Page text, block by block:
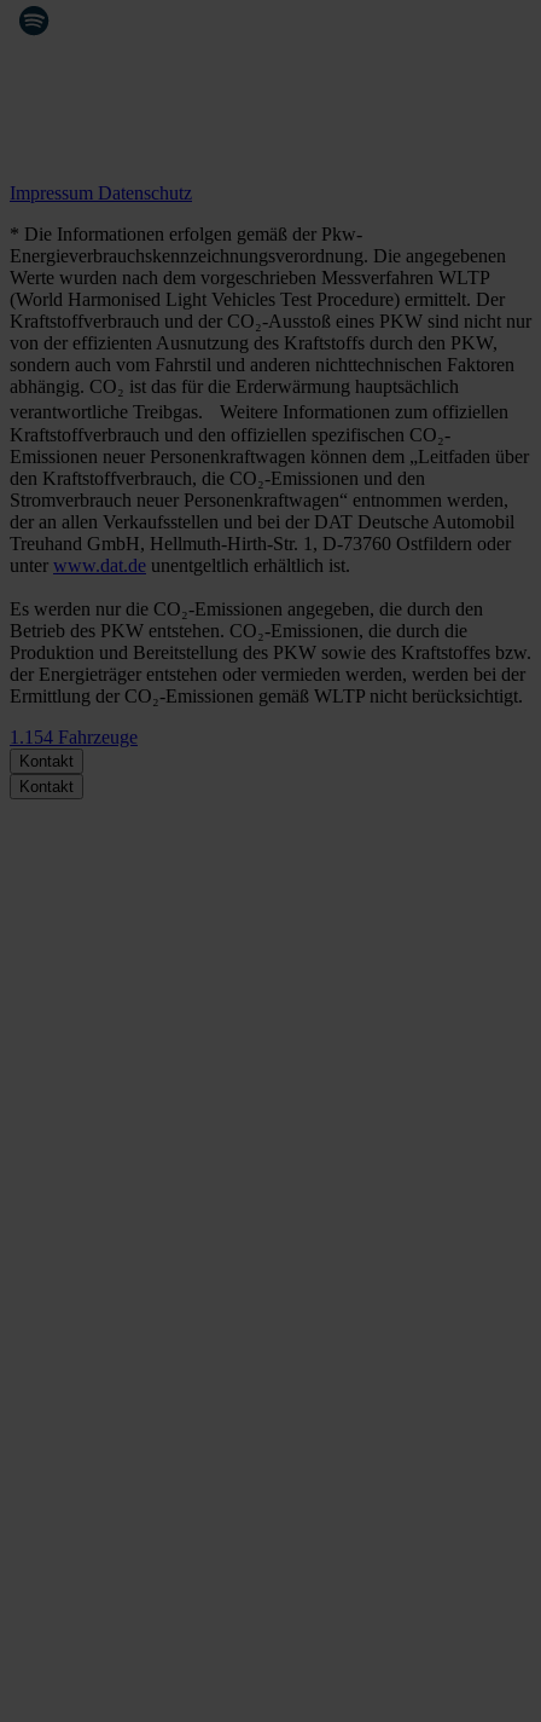
Impressum Datenschutz
* Die Informationen erfolgen gemäß der Pkw-
Energieverbrauchskennzeichnungsverordnung. Die angegebenen
Werte wurden nach dem vorgeschrieben Messverfahren WLTP
(World Harmonised Light Vehicles Test Procedure) ermittelt. Der
Kraftstoffverbrauch und der CO₂-Ausstoß eines PKW sind nicht nur
von der effizienten Ausnutzung des Kraftstoffs durch den PKW,
sondern auch vom Fahrstil und anderen nichttechnischen Faktoren
abhängig. CO₂ ist das für die Erderwärmung hauptsächlich
verantwortliche Treibgas. Weitere Informationen zum offiziellen
Kraftstoffverbrauch und den offiziellen spezifischen CO₂-
Emissionen neuer Personenkraftwagen können dem „Leitfaden über
den Kraftstoffverbrauch, die CO₂-Emissionen und den
Stromverbrauch neuer Personenkraftwagen“ entnommen werden,
der an allen Verkaufsstellen und bei der DAT Deutsche Automobil
Treuhand GmbH, Hellmuth-Hirth-Str. 1, D-73760 Ostfildern oder
unter www.dat.de unentgeltlich erhältlich ist.
Es werden nur die CO₂-Emissionen angegeben, die durch den
Betrieb des PKW entstehen. CO₂-Emissionen, die durch die
Produktion und Bereitstellung des PKW sowie des Kraftstoffes bzw.
der Energieträger entstehen oder vermieden werden, werden bei der
Ermittlung der CO₂-Emissionen gemäß WLTP nicht berücksichtigt.
1.154 Fahrzeuge
Kontakt
Kontakt